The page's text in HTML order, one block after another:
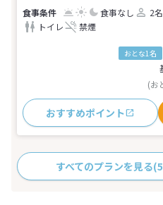
食事なし 2名
トイレ
禁煙
おとな1名
(お
おすすめポイント
すべてのプランを見る